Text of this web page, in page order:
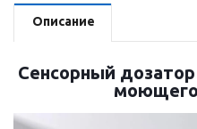
Описание
Сенсорный